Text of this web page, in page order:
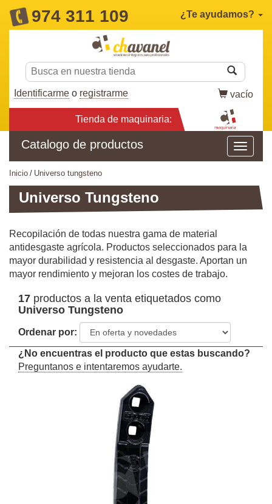
974 311 109 ¿Te ayudamos?
Identificarme o registrarme vacío
Tienda de maquinaria:
Catalogo de productos
inicio universo tungsteno
Universo Tungsteno
Recopilación de todas nuestra gama de material
antidesgaste agrícola. Productos seleccionados para la
mayor durabilidad y resistencia al desgaste. Aportan un
mayor rendimiento y mejoran los costes de trabajo.
17 productos a la venta etiquetados como
Universo Tungsteno
Ordenar por:
¿No encuentras el producto que estas buscando?
Preguntanos e intentaremos ayudarte.